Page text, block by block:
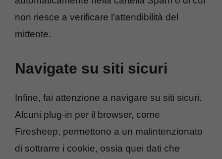
non riesce a verificare l’attendibilità del
mittente.
Navigate su siti sicuri
Infine, fai attenzione a navigare su siti sicuri.
Alcuni plug-in per il browser, come
Firesheep, permettono a un malintenzionato
di sottrarre i cookie, ossia quei dati che